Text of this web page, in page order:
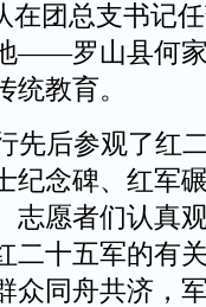
在团总支书记
——罗山县何
教育。
后参观了红
纪念碑、红军
志愿者们认真
二十五军的有
众同舟共济，